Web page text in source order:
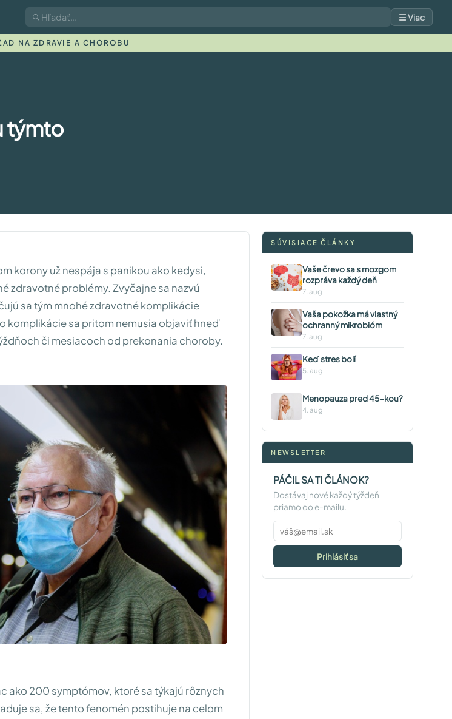
☰ Viac
NA ZDRAVIE A CHOROBU
týmto
korony už nespája s panikou ako kedysi,
zdravotné problémy. Zvyčajne sa nazvú
sa tým mnohé zdravotné komplikácie
komplikácie sa pritom nemusia objaviť hneď
či mesiacoch od prekonania choroby.
ako 200 symptómov, ktoré sa týkajú rôznych
sa, že tento fenomén postihuje na celom
SÚVISIACE ČLÁNKY
Vaše črevo sa s mozgom
rozpráva každý deň
7. aug
Vaša pokožka má vlastný
ochranný mikrobióm
7. aug
Keď stres bolí
5. aug
Menopauza pred 45-kou?
4. aug
NEWSLETTER
PÁČIL SA TI ČLÁNOK?
Dostávaj nové každý týždeň
priamo do e-mailu.
Prihlásiť sa